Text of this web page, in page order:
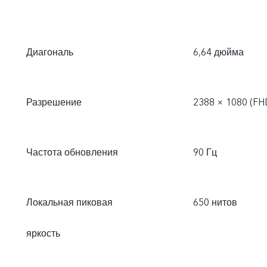
Диагональ 6,64 дюйма
Разрешение 2388 × 1080
Частота обновления 90 Гц
Локальная пиковая
яркость
650 нитов